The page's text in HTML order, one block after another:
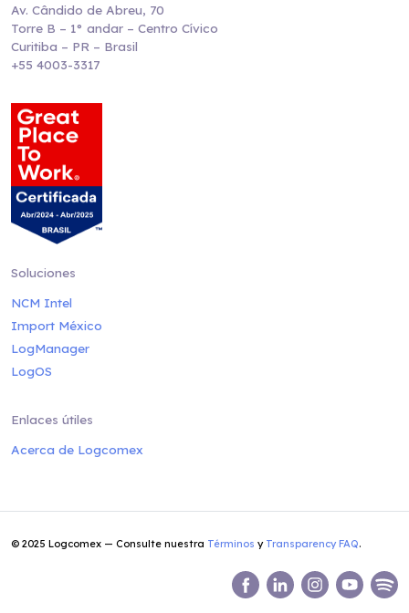
Av. Cândido de Abreu, 70
Torre B – 1° andar – Centro Cívico
Curitiba – PR – Brasil
+55 4003-3317
Soluciones
NCM Intel
Import México
LogManager
LogOS
Enlaces útiles
Acerca de Logcomex
© 2025 Logcomex — Consulte nuestra Términos y Transparency FAQ.